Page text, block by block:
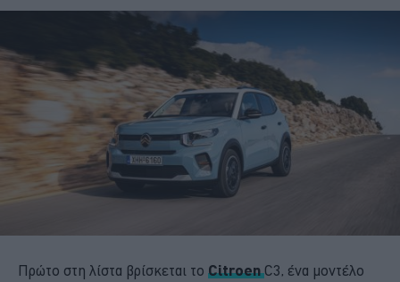
Πρώτο στη λίστα βρίσκεται το CitroenC3, ένα μοντέλο